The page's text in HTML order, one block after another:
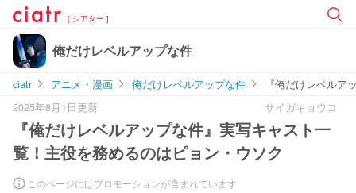
[ シアター ]
俺だけレベルアップな件
ciatr アニメ・漫画 俺だけレベルアップな件
『俺だけレベル
2025年8月1日更新
サイガキョウコ
『俺だけレベルアップな件』実写キャスト一
覧！主役を務めるのはピョン・ウソク
このページにはプロモーションが含まれています